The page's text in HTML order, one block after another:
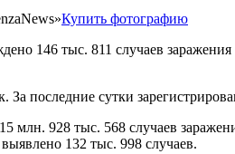
Купить фотографию
146 тыс. 811 случаев
За последние сутки
млн. 928 тыс. 568 случаев
132 тыс. 998 случаев.